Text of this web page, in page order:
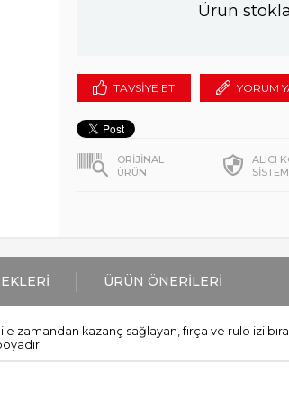
Ürün
TAVSIYE ET YORUM
ORİJİNAL
ÜRÜN
ALICI
ÜRÜN ÖNERILERI
kazanç sağlayan, fırça ve rulo izi